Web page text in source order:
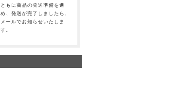
ともに商品の発送準備を進
め、発送が完了しましたら、
メールでお知らせいたしま
す。